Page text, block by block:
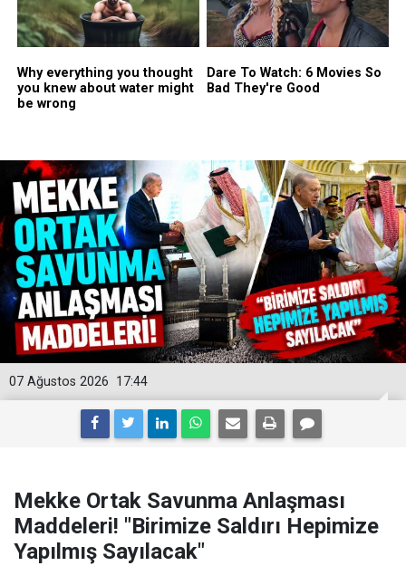
17:44
07 Ağustos 2026
Mekke Ortak Savunma Anlaşması
Maddeleri! "Birimize Saldırı Hepimize
Yapılmış Sayılacak"